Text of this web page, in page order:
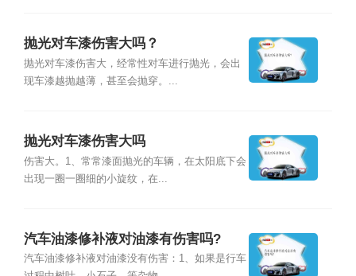
抛光对车漆伤害大吗？
抛光对车漆伤害大，经常性对车进行抛光，会出
现车漆越抛越薄，甚至会抛穿。...
抛光对车漆伤害大吗
伤害大。1、常常漆面抛光的车辆，在太阳底下会
出现一圈一圈细的小旋纹，在...
汽车油漆修补液对油漆有伤害吗?
汽车油漆修补液对油漆没有伤害：1、如果是行车